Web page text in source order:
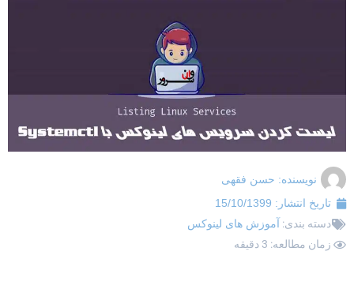
نویسنده:حسن فقهی
تاریخ انتشار: 15/10/1399
دسته بندی:آموزش های لینوکس
زمان مطالعه: 3 دقیقه